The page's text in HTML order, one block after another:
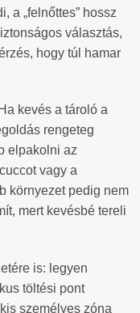
a „felnőttes” hossz
választás,
hogy túl hamar
kevés a tároló a
rengeteg
elpakolni az
vagy a
környezet pedig nem
mert kevésbé tereli
is: legyen
töltési pont
személyes zóna